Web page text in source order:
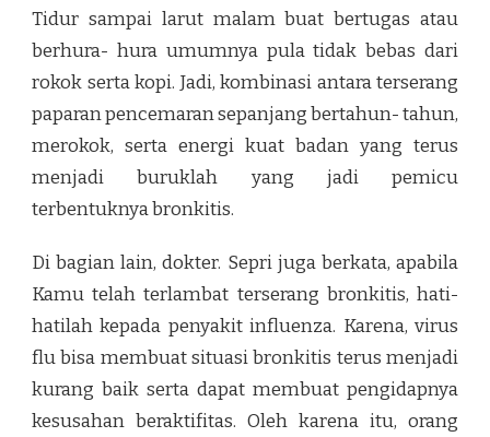
Tidur sampai larut malam buat bertugas atau
berhura- hura umumnya pula tidak bebas dari
rokok serta kopi. Jadi, kombinasi antara terserang
paparan pencemaran sepanjang bertahun- tahun,
merokok, serta energi kuat badan yang terus
menjadi buruklah yang jadi pemicu
terbentuknya bronkitis.
Di bagian lain, dokter. Sepri juga berkata, apabila
Kamu telah terlambat terserang bronkitis, hati-
hatilah kepada penyakit influenza. Karena, virus
flu bisa membuat situasi bronkitis terus menjadi
kurang baik serta dapat membuat pengidapnya
kesusahan beraktifitas. Oleh karena itu, orang